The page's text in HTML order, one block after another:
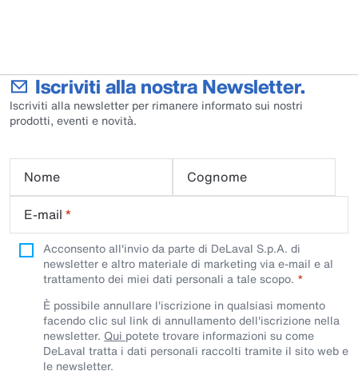
Iscriviti alla nostra Newsletter.
Iscriviti alla newsletter per rimanere informato sui nostri
prodotti, eventi e novità.
Nome
Cognome
E-mail *
Acconsento all'invio da parte di DeLaval S.p.A. di
newsletter e altro materiale di marketing via e-mail e al
trattamento dei miei dati personali a tale scopo.
È possibile annullare l'iscrizione in qualsiasi momento
facendo clic sul link di annullamento dell'iscrizione nella
newsletter. Qui potete trovare informazioni su come
DeLaval tratta i dati personali raccolti tramite il sito web e
le newsletter.